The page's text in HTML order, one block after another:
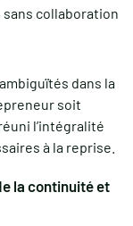
collaboration
dans la
soit
l’intégralité
à la reprise.
la continuité et